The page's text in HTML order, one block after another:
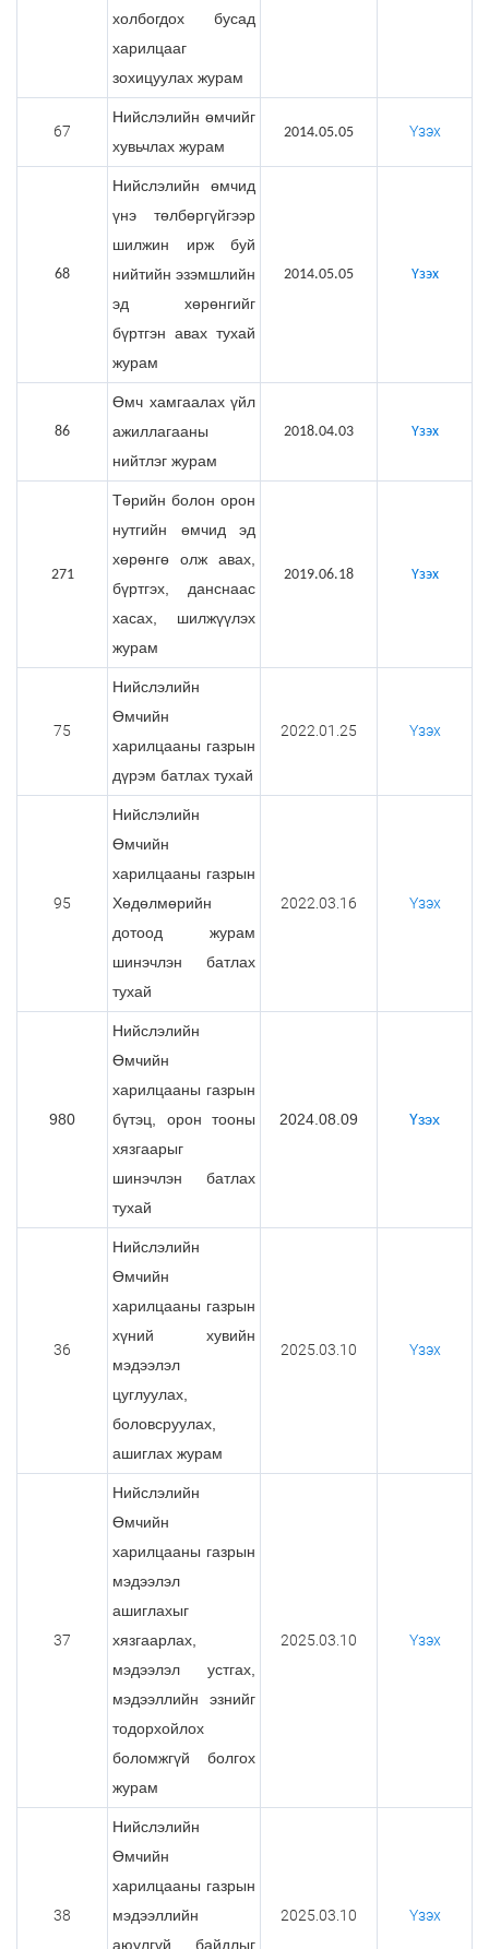
холбогдох бусад
харилцааг
зохицуулах журам
67
Нийслэлийн өмчийг
хувьчлах журам
2014.05.05 Үзэх
68
Нийслэлийн өмчид
үнэ төлбөргүйгээр
шилжин ирж буй
нийтийн эзэмшлийн
эд хөрөнгийг
бүртгэн авах тухай
журам
2014.05.05 Үзэх
86
Өмч хамгаалах үйл
ажиллагааны
нийтлэг журам
2018.04.03 Үзэх
271
Төрийн болон орон
нутгийн өмчид эд
хөрөнгө олж авах,
бүртгэх, данснаас
хасах, шилжүүлэх
журам
2019.06.18 Үзэх
75
Нийслэлийн
Өмчийн
харилцааны газрын
дүрэм батлах тухай
2022.01.25 Үзэх
95
Нийслэлийн
Өмчийн
харилцааны газрын
Хөдөлмөрийн
дотоод журам
шинэчлэн батлах
тухай
2022.03.16 Үзэх
980
Нийслэлийн
Өмчийн
харилцааны газрын
бүтэц, орон тооны
хязгаарыг
шинэчлэн батлах
тухай
2024.08.09 Үзэх
36
Нийслэлийн
Өмчийн
харилцааны газрын
хүний хувийн
мэдээлэл
цуглуулах,
боловсруулах,
ашиглах журам
2025.03.10 Үзэх
37
Нийслэлийн
Өмчийн
харилцааны газрын
мэдээлэл
ашиглахыг
хязгаарлах,
мэдээлэл устгах,
мэдээллийн эзнийг
тодорхойлох
боломжгүй болгох
журам
2025.03.10 Үзэх
38
Нийслэлийн
Өмчийн
харилцааны газрын
мэдээллийн
аюулгүй байдлыг
2025.03.10 Үзэх